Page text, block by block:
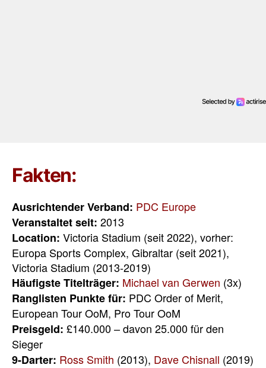
Fakten:
Ausrichtender Verband: PDC Europe
Veranstaltet seit: 2013
Location: Victoria Stadium (seit 2022), vorher:
Europa Sports Complex, Gibraltar (seit 2021),
Victoria Stadium (2013-2019)
Häufigste Titelträger: Michael van Gerwen (3x)
Ranglisten Punkte für: PDC Order of Merit,
European Tour OoM, Pro Tour OoM
Preisgeld: £140.000 – davon 25.000 für den
Sieger
9-Darter: Ross Smith (2013), Dave Chisnall (2019)